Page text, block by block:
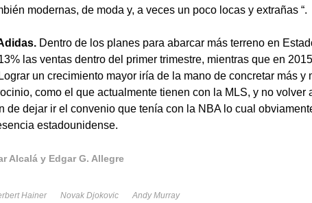
modernas, de moda y, a veces un poco locas y extrañas “.
Dentro de los planes para abarcar más terreno en
las ventas dentro del primer trimestre, mientras que en
un crecimiento mayor iría de la mano de concretar más y
como el que actualmente tienen con la MLS, y no volver
de dejar ir el convenio que tenía con la NBA lo cual
estadounidense.
Alcalá y Edgar G. Allegre
Hainer Novak Djokovic Andy Murray